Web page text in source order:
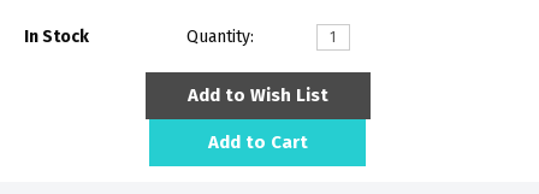
In Stock Quantity:
Add to Wish List
Add to Cart